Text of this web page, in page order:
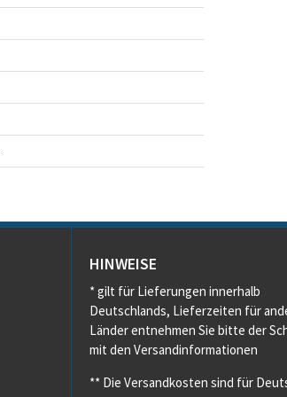
HINWEISE
* gilt für Lieferungen innerhalb
Deutschlands, Lieferzeiten für
Länder entnehmen Sie bitte der
mit den Versandinformationen
** Die Versandkosten sind für